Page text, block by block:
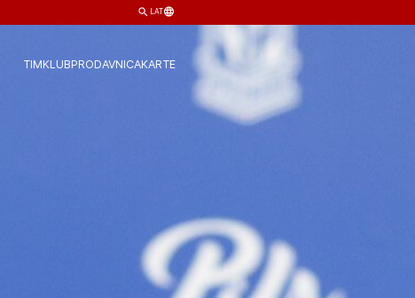
LAT
TIMKLUBPRODAVNICAKARTE